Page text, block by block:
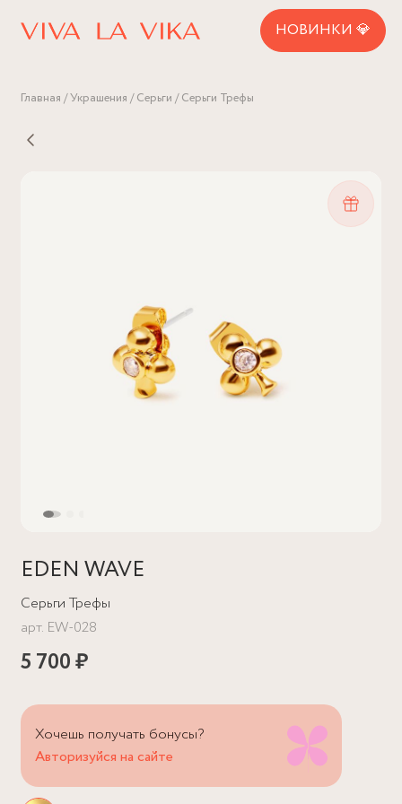
НОВИНКИ 💎
Главная Украшения Серьги Серьги Трефы
EDEN WAVE
Серьги Трефы
арт. EW-028
5 700 ₽
Хочешь получать бонусы?
Авторизуйся на сайте